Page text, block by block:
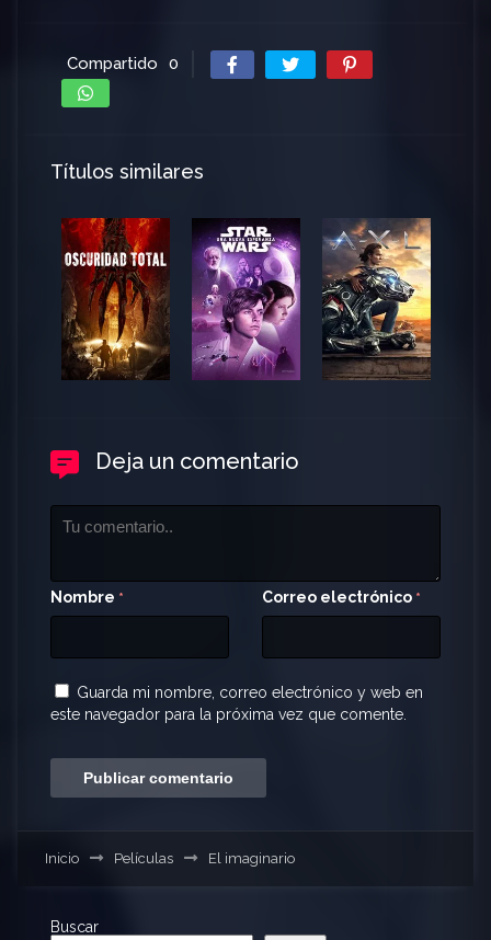
Compartido 0
Títulos similares
Deja un comentario
Nombre * Correo electrónico *
Guarda mi nombre, correo electrónico y web en
este navegador para la próxima vez que comente.
Inicio Películas El imaginario
Buscar